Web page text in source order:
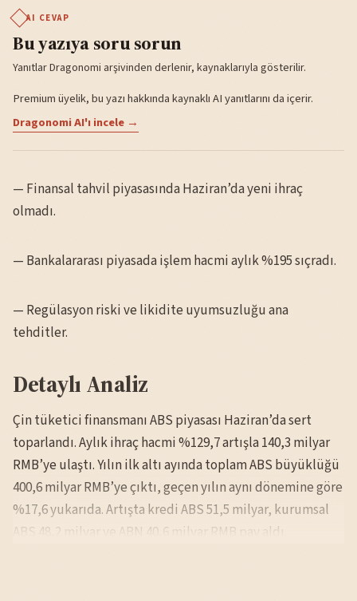
AI CEVAP
Bu yazıya soru sorun
Yanıtlar Dragonomi arşivinden derlenir, kaynaklarıyla gösterilir.
Premium üyelik, bu yazı hakkında kaynaklı AI yanıtlarını da içerir.
Dragonomi AI'ı incele →
— Finansal tahvil piyasasında Haziran’da yeni ihraç
olmadı.
— Bankalararası piyasada işlem hacmi aylık %195 sıçradı.
— Regülasyon riski ve likidite uyumsuzluğu ana
tehditler.
Detaylı Analiz
Çin tüketici finansmanı ABS piyasası Haziran’da sert
toparlandı. Aylık ihraç hacmi %129,7 artışla 140,3 milyar
RMB’ye ulaştı. Yılın ilk altı ayında toplam ABS büyüklüğü
400,6 milyar RMB’ye çıktı, geçen yılın aynı dönemine göre
%17,6 yukarıda. Artışta kredi ABS 51,5 milyar, kurumsal
ABS 48,2 milyar ve ABN 40,6 milyar RMB pay aldı.